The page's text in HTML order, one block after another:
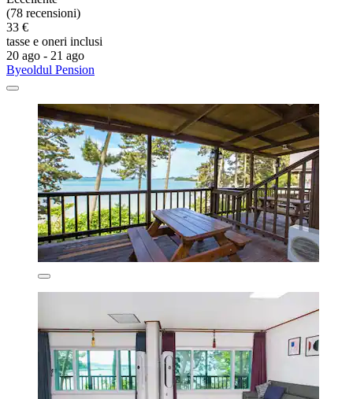
(78 recensioni)
33 €
tasse e oneri inclusi
20 ago - 21 ago
Byeoldul Pension